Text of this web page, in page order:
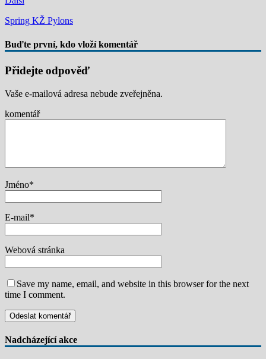
Spring KŽ Pylons
Buďte první, kdo vloží komentář
Přidejte odpověď
Vaše e-mailová adresa nebude zveřejněna.
komentář
Jméno*
E-mail*
Webová stránka
Save my name, email, and website in this browser for the next
time I comment.
Nadcházející akce